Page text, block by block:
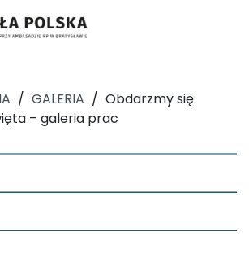
/ GALERIA / Obdarzmy się
– galeria prac